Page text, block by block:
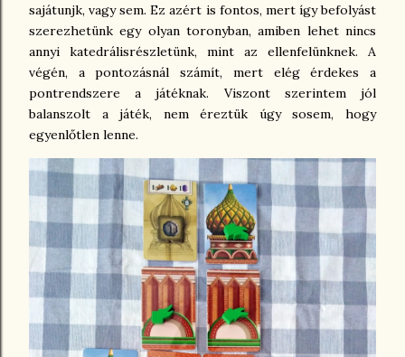
sajátunjk, vagy sem. Ez azért is fontos, mert így befolyást
szerezhetünk egy olyan toronyban, amiben lehet nincs
annyi katedrálisrészletünk, mint az ellenfelünknek. A
végén, a pontozásnál számít, mert elég érdekes a
pontrendszere a játéknak. Viszont szerintem jól
balanszolt a játék, nem éreztük úgy sosem, hogy
egyenlőtlen lenne.